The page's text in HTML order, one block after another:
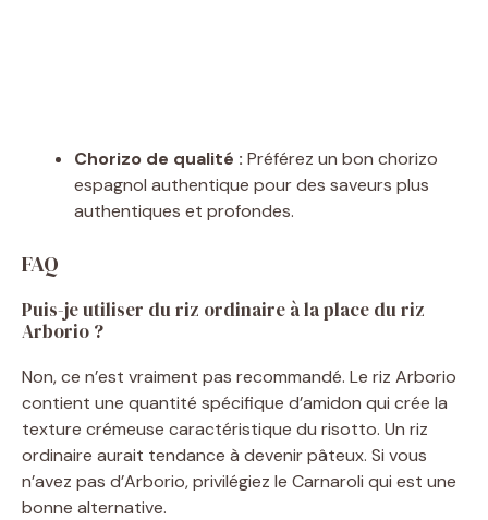
Chorizo de qualité : Préférez un bon chorizo
espagnol authentique pour des saveurs plus
authentiques et profondes.
FAQ
Puis-je utiliser du riz ordinaire à la place du riz
Arborio ?
Non, ce n’est vraiment pas recommandé. Le riz Arborio
contient une quantité spécifique d’amidon qui crée la
texture crémeuse caractéristique du risotto. Un riz
ordinaire aurait tendance à devenir pâteux. Si vous
n’avez pas d’Arborio, privilégiez le Carnaroli qui est une
bonne alternative.